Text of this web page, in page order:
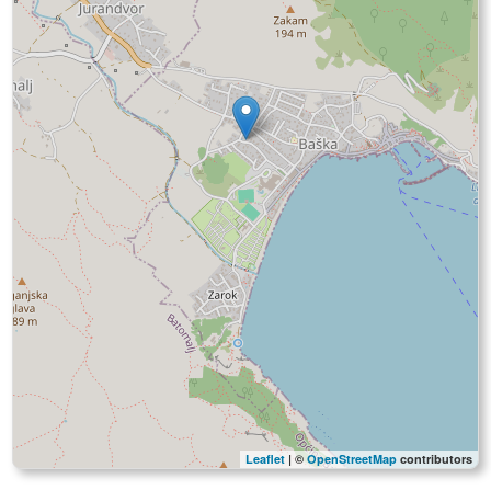
Leaflet | ©OpenStreetMap contributors